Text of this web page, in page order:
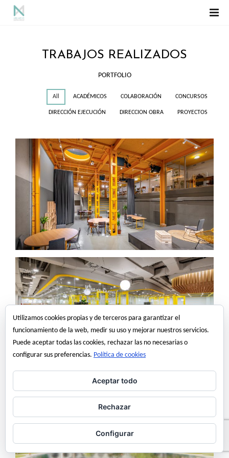
TRABAJOS REALIZADOS
PORTFOLIO
All ACADÉMICOS COLABORACIÓN CONCURSOS
DIRECCIÓN EJECUCIÓN DIRECCION OBRA PROYECTOS
Utilizamos cookies propias y de terceros para garantizar el
funcionamiento de la web, medir su uso y mejorar nuestros servicios.
Puede aceptar todas las cookies, rechazar las no necesarias o
configurar sus preferencias. Política de cookies
Aceptar todo
Rechazar
Configurar